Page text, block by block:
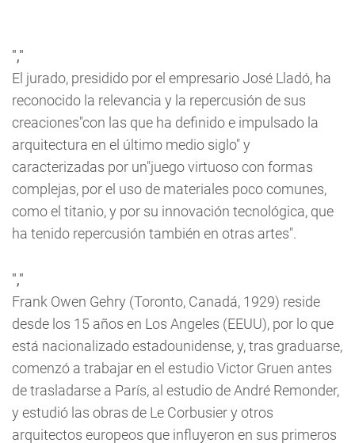
","
El jurado, presidido por el empresario José Lladó, ha
reconocido la relevancia y la repercusión de sus
creaciones"con las que ha definido e impulsado la
arquitectura en el último medio siglo" y
caracterizadas por un"juego virtuoso con formas
complejas, por el uso de materiales poco comunes,
como el titanio, y por su innovación tecnológica, que
ha tenido repercusión también en otras artes".
","
Frank Owen Gehry (Toronto, Canadá, 1929) reside
desde los 15 años en Los Angeles (EEUU), por lo que
está nacionalizado estadounidense, y, tras graduarse,
comenzó a trabajar en el estudio Victor Gruen antes
de trasladarse a París, al estudio de André Remonder,
y estudió las obras de Le Corbusier y otros
arquitectos europeos que influyeron en sus primeros